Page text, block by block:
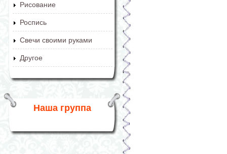
Рисование
Роспись
Свечи своими руками
Другое
Наша группа